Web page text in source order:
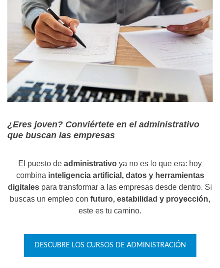
¿Eres joven? Conviértete en el administrativo
que buscan las empresas
El puesto de administrativo ya no es lo que era: hoy
combina inteligencia artificial, datos y herramientas
digitales para transformar a las empresas desde dentro. Si
buscas un empleo con futuro, estabilidad y proyección,
este es tu camino.
DESCUBRE LOS CURSOS DE ADMINISTRACIÓN